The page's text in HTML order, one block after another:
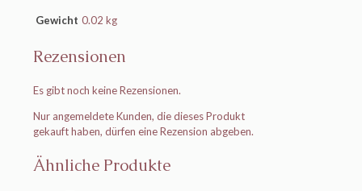
Gewicht 0.02 kg
Rezensionen
Es gibt noch keine Rezensionen.
Nur angemeldete Kunden, die dieses Produkt
gekauft haben, dürfen eine Rezension abgeben.
Ähnliche Produkte